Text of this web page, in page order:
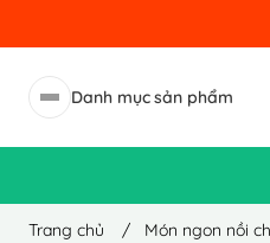
Danh mục sản phẩm
Trang chủ / Món ngon nồi